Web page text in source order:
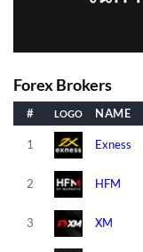
Forex Brokers
# NAME
1 Exness
2 HFM
3 XM